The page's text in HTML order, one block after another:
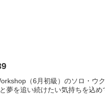
（6月初級）のソロ・ウ
を追い続けたい気持ちを込め